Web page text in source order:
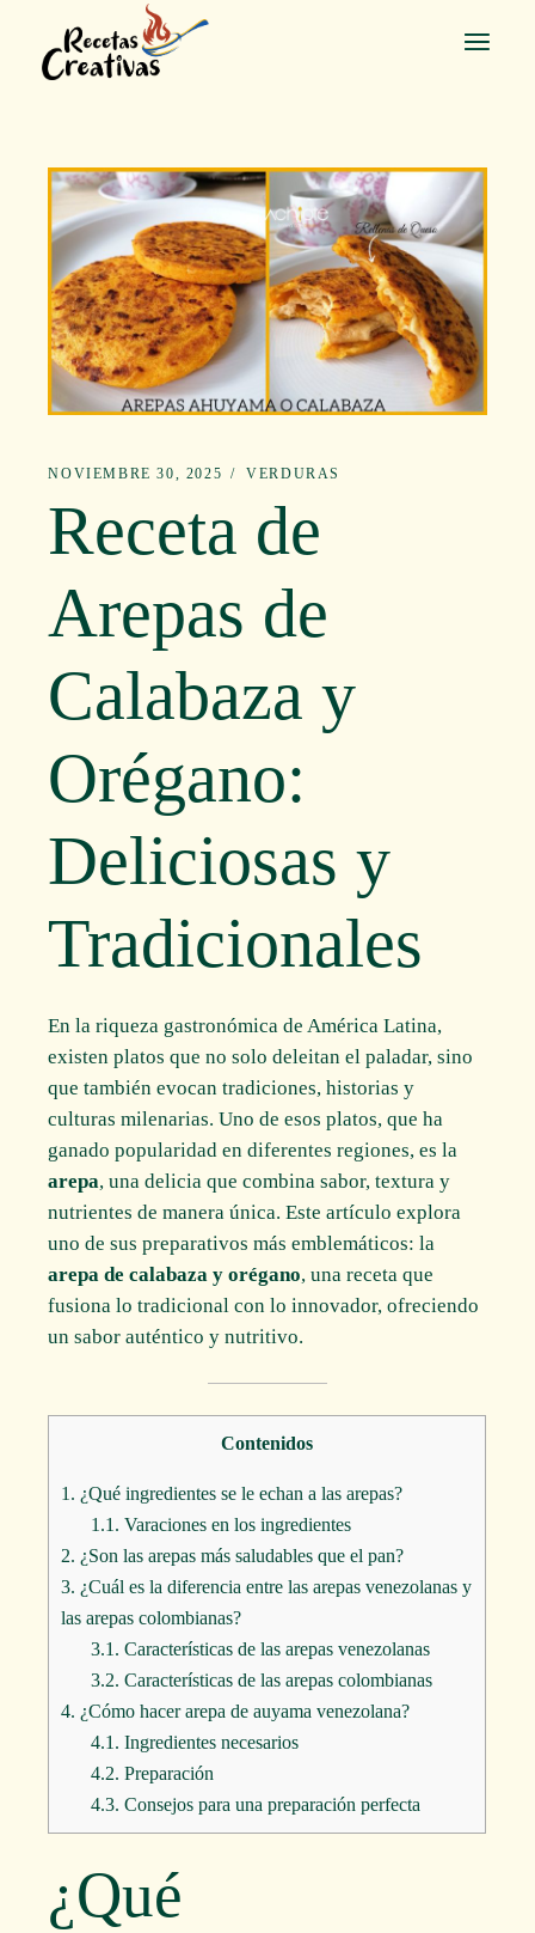
contenido
NOVIEMBRE 30, 2025 VERDURAS
Receta de
Arepas de
Calabaza y
Orégano:
Deliciosas y
Tradicionales
En la riqueza gastronómica de América Latina,
existen platos que no solo deleitan el paladar, sino
que también evocan tradiciones, historias y
culturas milenarias. Uno de esos platos, que ha
ganado popularidad en diferentes regiones, es la
arepa, una delicia que combina sabor, textura y
nutrientes de manera única. Este artículo explora
uno de sus preparativos más emblemáticos: la
arepa de calabaza y orégano, una receta que
fusiona lo tradicional con lo innovador, ofreciendo
un sabor auténtico y nutritivo.
Contenidos
1. ¿Qué ingredientes se le echan a las arepas?
1.1. Varaciones en los ingredientes
2. ¿Son las arepas más saludables que el pan?
3. ¿Cuál es la diferencia entre las arepas venezolanas y
las arepas colombianas?
3.1. Características de las arepas venezolanas
3.2. Características de las arepas colombianas
4. ¿Cómo hacer arepa de auyama venezolana?
4.1. Ingredientes necesarios
4.2. Preparación
4.3. Consejos para una preparación perfecta
¿Qué